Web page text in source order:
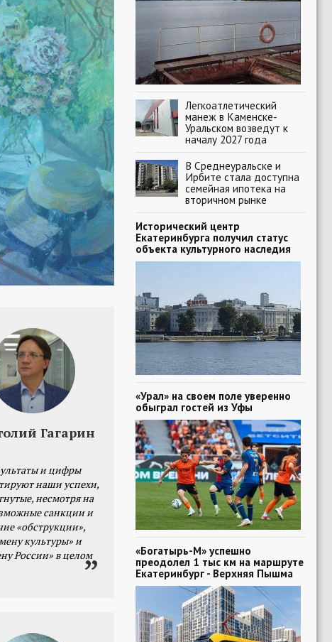
Гагарин
и цифры
наши успехи,
несмотря на
санкции и
«обструкции»,
культуры» и
России» в целом
Легкоатлетический
манеж в Каменске-
Уральском возведут к
началу 2027 года
В Среднеуральске и
Ирбите стала доступна
семейная ипотека на
вторичном рынке
Исторический центр
Екатеринбурга получил статус
объекта культурного наследия
«Урал» на своем поле уверенно
обыграл гостей из Уфы
«Богатырь-М» успешно
преодолел 1 тыс км на маршруте
Екатеринбург - Верхняя Пышма